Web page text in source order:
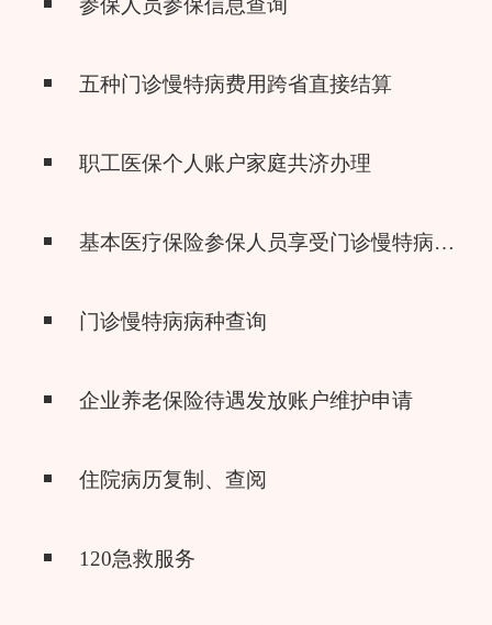
参保人员参保信息查询
五种门诊慢特病费用跨省直接结算
职工医保个人账户家庭共济办理
基本医疗保险参保人员享受门诊慢特病病种待遇认定
门诊慢特病病种查询
企业养老保险待遇发放账户维护申请
住院病历复制、查阅
120急救服务